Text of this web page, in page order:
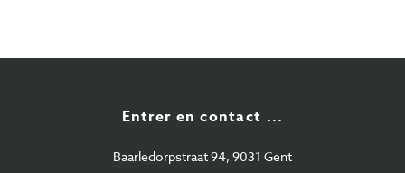
Entrer en contact ...
Baarledorpstraat 94, 9031 Gent